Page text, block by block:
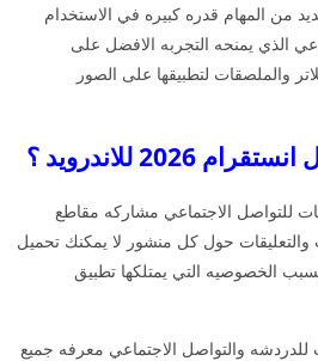
من المهام قدره كبيره في الاستخدام
الذي يمنحه التجربه الافضل على
والملصقات لتطبيقها على الصور
للاندرويد ؟
للتواصل الاجتماعي مشاركه مقاطع
والتعليقات حول كل منشور لا يمكنك تحميل
الخصوصيه التي يمتلكها تطبيق
والتواصل الاجتماعي معرفه جميع